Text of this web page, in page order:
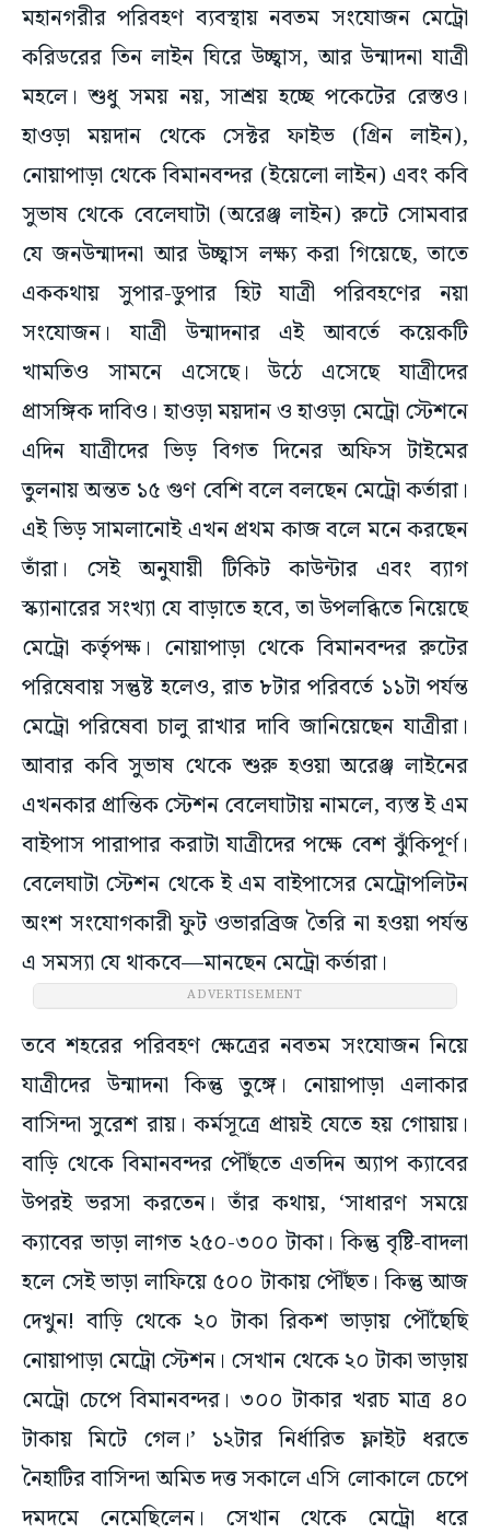
মহানগরীর পরিবহণ ব্যবস্থায় নবতম সংযোজন মেট্রো
করিডরের তিন লাইন ঘিরে উচ্ছ্বাস, আর উন্মাদনা যাত্রী
মহলে। শুধু সময় নয়, সাশ্রয় হচ্ছে পকেটের রেস্তও।
হাওড়া ময়দান থেকে সেক্টর ফাইভ (গ্রিন লাইন),
নোয়াপাড়া থেকে বিমানবন্দর (ইয়েলো লাইন) এবং কবি
সুভাষ থেকে বেলেঘাটা (অরেঞ্জ লাইন) রুটে সোমবার
যে জনউন্মাদনা আর উচ্ছ্বাস লক্ষ্য করা গিয়েছে, তাতে
এককথায় সুপার-ডুপার হিট যাত্রী পরিবহণের নয়া
সংযোজন। যাত্রী উন্মাদনার এই আবর্তে কয়েকটি
খামতিও সামনে এসেছে। উঠে এসেছে যাত্রীদের
প্রাসঙ্গিক দাবিও। হাওড়া ময়দান ও হাওড়া মেট্রো স্টেশনে
এদিন যাত্রীদের ভিড় বিগত দিনের অফিস টাইমের
তুলনায় অন্তত ১৫ গুণ বেশি বলে বলছেন মেট্রো কর্তারা।
এই ভিড় সামলানোই এখন প্রথম কাজ বলে মনে করছেন
তাঁরা। সেই অনুযায়ী টিকিট কাউন্টার এবং ব্যাগ
স্ক্যানারের সংখ্যা যে বাড়াতে হবে, তা উপলব্ধিতে নিয়েছে
মেট্রো কর্তৃপক্ষ। নোয়াপাড়া থেকে বিমানবন্দর রুটের
পরিষেবায় সন্তুষ্ট হলেও, রাত ৮টার পরিবর্তে ১১টা পর্যন্ত
মেট্রো পরিষেবা চালু রাখার দাবি জানিয়েছেন যাত্রীরা।
আবার কবি সুভাষ থেকে শুরু হওয়া অরেঞ্জ লাইনের
এখনকার প্রান্তিক স্টেশন বেলেঘাটায় নামলে, ব্যস্ত ই এম
বাইপাস পারাপার করাটা যাত্রীদের পক্ষে বেশ ঝুঁকিপূর্ণ।
বেলেঘাটা স্টেশন থেকে ই এম বাইপাসের মেট্রোপলিটন
অংশ সংযোগকারী ফুট ওভারব্রিজ তৈরি না হওয়া পর্যন্ত
এ সমস্যা যে থাকবে—মানছেন মেট্রো কর্তারা।
ADVERTISEMENT
তবে শহরের পরিবহণ ক্ষেত্রের নবতম সংযোজন নিয়ে
যাত্রীদের উন্মাদনা কিন্তু তুঙ্গে। নোয়াপাড়া এলাকার
বাসিন্দা সুরেশ রায়। কর্মসূত্রে প্রায়ই যেতে হয় গোয়ায়।
বাড়ি থেকে বিমানবন্দর পৌঁছতে এতদিন অ্যাপ ক্যাবের
উপরই ভরসা করতেন। তাঁর কথায়, ‘সাধারণ সময়ে
ক্যাবের ভাড়া লাগত ২৫০-৩০০ টাকা। কিন্তু বৃষ্টি-বাদলা
হলে সেই ভাড়া লাফিয়ে ৫০০ টাকায় পৌঁছত। কিন্তু আজ
দেখুন! বাড়ি থেকে ২০ টাকা রিকশ ভাড়ায় পৌঁছেছি
নোয়াপাড়া মেট্রো স্টেশন। সেখান থেকে ২০ টাকা ভাড়ায়
মেট্রো চেপে বিমানবন্দর। ৩০০ টাকার খরচ মাত্র ৪০
টাকায় মিটে গেল।’ ১২টার নির্ধারিত ফ্লাইট ধরতে
নৈহাটির বাসিন্দা অমিত দত্ত সকালে এসি লোকালে চেপে
দমদমে নেমেছিলেন। সেখান থেকে মেট্রো ধরে